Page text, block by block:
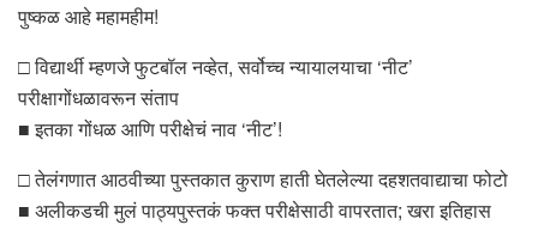
पुष्कळ आहे महामहीम!
□ विद्यार्थी म्हणजे फुटबॉल नव्हेत, सर्वोच्च न्यायालयाचा ‘नीट’
परीक्षागोंधळावरून संताप
■ इतका गोंधळ आणि परीक्षेचं नाव ‘नीट’!
□ तेलंगणात आठवीच्या पुस्तकात कुराण हाती घेतलेल्या दहशतवाद्याचा फोटो
■ अलीकडची मुलं पाठ्यपुस्तकं फक्त परीक्षेसाठी वापरतात; खरा इतिहास